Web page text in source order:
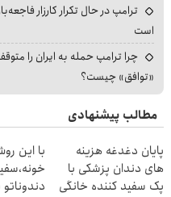
ترامپ در حال تکرار کارزار
است
چرا ترامپ حمله به ایران را
«توافق» چیست؟
مطالب پیشنهادی
پایان دغدغه هزینه
های دندان پزشکی با
پک سفید کننده خانگی
با این